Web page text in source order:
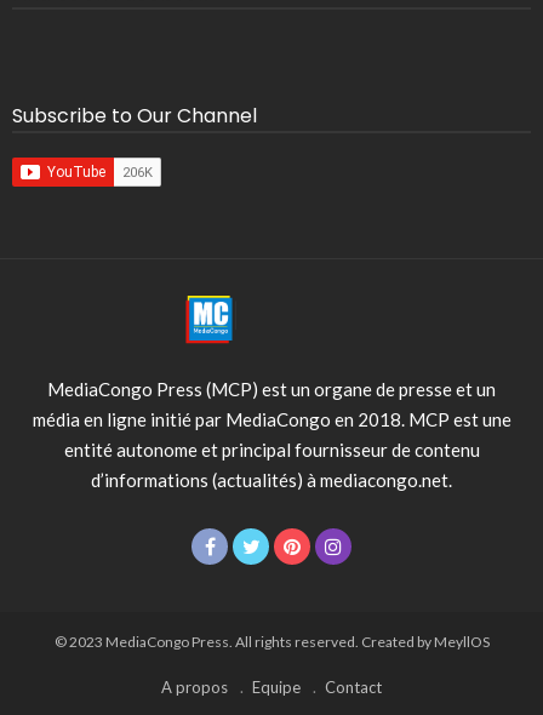
Subscribe to Our Channel
MediaCongo Press (MCP) est un organe de presse et un
média en ligne initié par MediaCongo en 2018. MCP est une
entité autonome et principal fournisseur de contenu
d’informations (actualités) à mediacongo.net.
© 2023 MediaCongo Press. All rights reserved. Created by MeyllOS
A propos Equipe Contact